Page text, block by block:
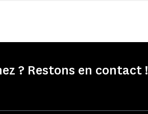
? Restons en contact !